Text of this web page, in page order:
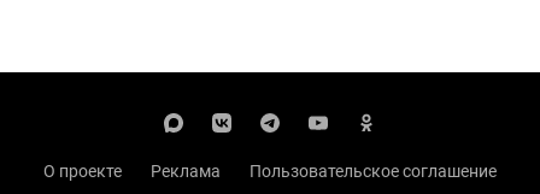
О проекте Реклама
Пользовательское соглашение